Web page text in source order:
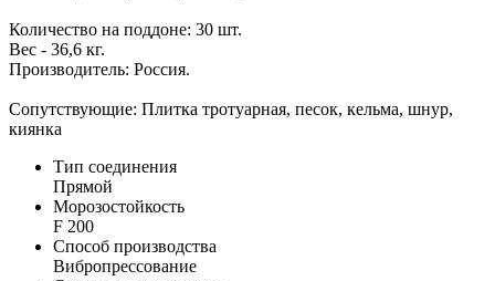
Количество на поддоне: 30 шт.
Вес - 36,6 кг.
Производитель: Россия.
Сопутствующие: Плитка тротуарная, песок, кельма, шнур,
киянка
Тип соединения
Прямой
Морозостойкость
F 200
Способ производства
Вибропрессование